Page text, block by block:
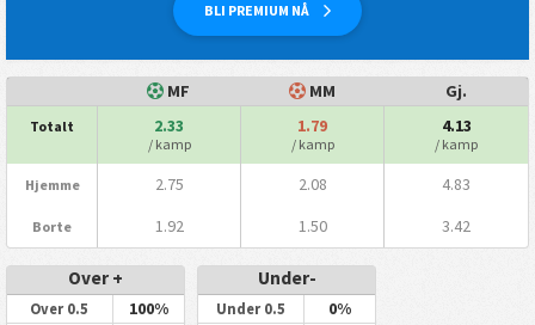
BLI PREMIUM NÅ
MF MM Gj.
Totalt 2.33
/ kamp
1.79
/ kamp
4.13
/ kamp
Hjemme 2.75 2.08 4.83
Borte 1.92 1.50 3.42
Over +
Over 0.5 100%
Under-
Under 0.5 0%